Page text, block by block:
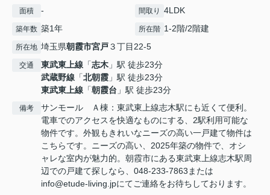
面積 - 間取り 4LDK
築年数 築1年 所在階 1-2階/2階建
所在地 埼玉県朝霞市宮戸３丁目22-5
交通 東武東上線 「志木 」駅 徒歩23分
武蔵野線 「北朝霞 」駅 徒歩23分
東武東上線 「朝霞台 」駅 徒歩23分
備考
サンモール Ａ棟：東武東上線志木駅にも近くて便利。
電車でのアクセスを快適なものにする、2駅利用可能な
物件です。外観もきれいなニーズの高い一戸建て物件は
こちらです。ニーズの高い、2025年築の物件で、オシ
ャレな室内が魅力的。朝霞市にある東武東上線志木駅周
辺での戸建て探しなら、048-233-7863または
info@etude-living.jpにてご連絡をお待ちしております。